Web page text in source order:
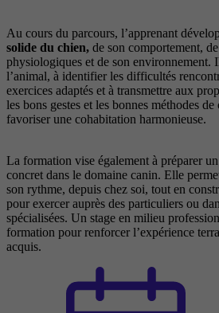
Au cours du parcours, l’apprenant
solide du chien, de son comportement,
physiologiques et de son environnement.
l’animal, à identifier les difficultés
exercices adaptés et à transmettre aux
les bons gestes et les bonnes méthodes
favoriser une cohabitation harmonieuse.
La formation vise également à préparer
concret dans le domaine canin. Elle
son rythme, depuis chez soi, tout en
pour exercer auprès des particuliers ou
spécialisées. Un stage en milieu
formation pour renforcer l’expérience
acquis.